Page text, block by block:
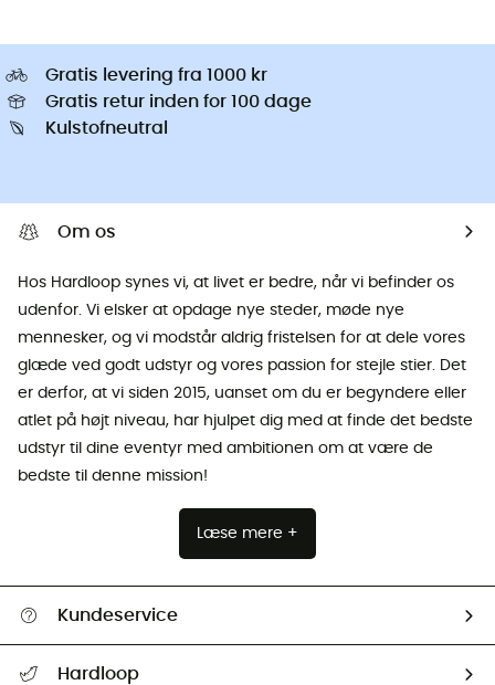
Gratis levering fra 1000 kr
Gratis retur inden for 100 dage
Kulstofneutral
Om os
Hos Hardloop synes vi, at livet er bedre, når vi befinder os
udenfor. Vi elsker at opdage nye steder, møde nye
mennesker, og vi modstår aldrig fristelsen for at dele vores
glæde ved godt udstyr og vores passion for stejle stier. Det
er derfor, at vi siden 2015, uanset om du er begyndere eller
atlet på højt niveau, har hjulpet dig med at finde det bedste
udstyr til dine eventyr med ambitionen om at være de
bedste til denne mission!
Læse mere +
Kundeservice
Hardloop